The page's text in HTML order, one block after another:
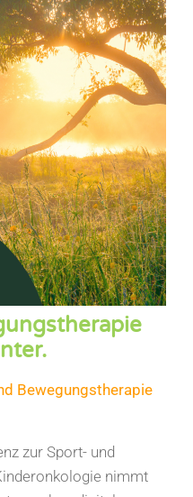
Bewegungstherapie
zur Sport- und
nimmt